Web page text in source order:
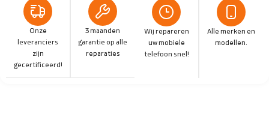
Onze
leveranciers
zijn
gecertificeerd!
3 maanden
garantie op alle
reparaties
Wij repareren
uw mobiele
telefoon snel!
Alle merken en
modellen.